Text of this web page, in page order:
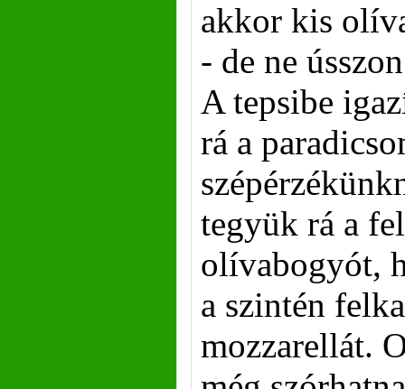
akkor kis
- de ne
A tepsibe
rá a
tegyük rá a
olívabogyót,
a szintén
mozzarellát.